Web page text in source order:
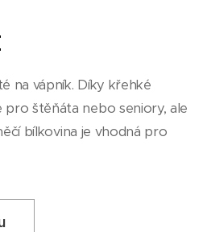
na vápník. Díky křehké
pro štěňáta nebo seniory, ale
bílkovina je vhodná pro